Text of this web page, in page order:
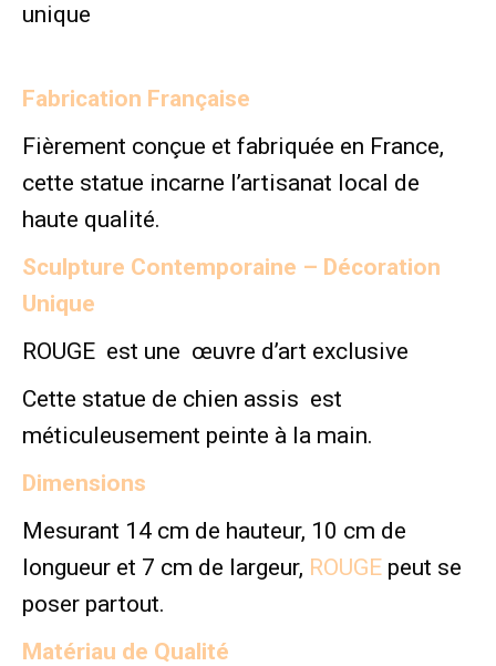
unique
Fabrication Française
Fièrement conçue et fabriquée en France,
cette statue incarne l’artisanat local de
haute qualité.
Sculpture Contemporaine – Décoration
Unique
ROUGE est une œuvre d’art exclusive
Cette statue de chien assis est
méticuleusement peinte à la main.
Dimensions
Mesurant 14 cm de hauteur, 10 cm de
longueur et 7 cm de largeur, ROUGE peut se
poser partout.
Matériau de Qualité